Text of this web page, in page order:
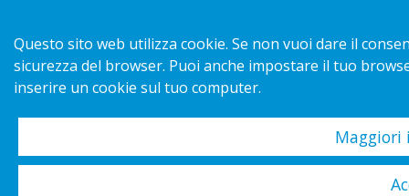
Questo sito web utilizza cookie. Se non vuoi dare il
sicurezza del browser. Puoi anche impostare il tuo
inserire un cookie sul tuo computer.
Maggiori